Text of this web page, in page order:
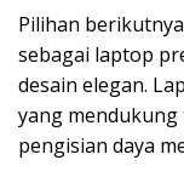
Pilihan
sebagai laptop
desain elegan.
yang
pengisian daya